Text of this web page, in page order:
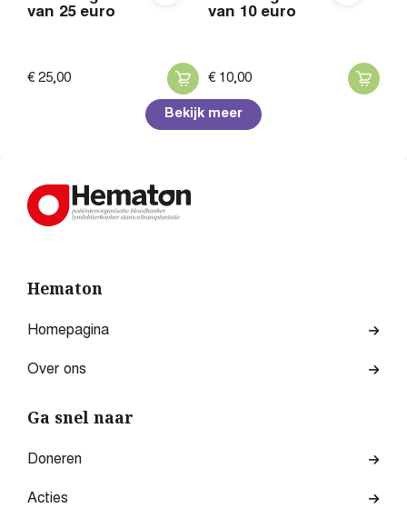
van 25 euro
€ 25,00
van 10 euro
€ 10,00
Bekijk meer
Hematon
Homepagina
Over ons
Ga snel naar
Doneren
Acties